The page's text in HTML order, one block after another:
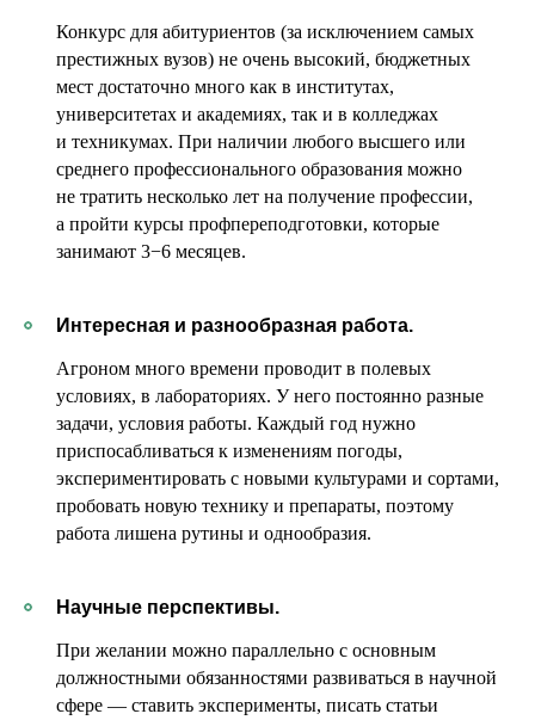
Конкурс для абитуриентов (за исключением самых
престижных вузов) не очень высокий, бюджетных
мест достаточно много как в институтах,
университетах и академиях, так и в колледжах
и техникумах. При наличии любого высшего или
среднего профессионального образования можно
не тратить несколько лет на получение профессии,
а пройти курсы профпереподготовки, которые
занимают 3−6 месяцев.
Интересная и разнообразная работа.
Агроном много времени проводит в полевых
условиях, в лабораториях. У него постоянно разные
задачи, условия работы. Каждый год нужно
приспосабливаться к изменениям погоды,
экспериментировать с новыми культурами и сортами,
пробовать новую технику и препараты, поэтому
работа лишена рутины и однообразия.
Научные перспективы.
При желании можно параллельно с основным
должностными обязанностями развиваться в научной
сфере — ставить эксперименты, писать статьи